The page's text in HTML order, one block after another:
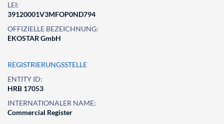
LEI:
39120001V3MFOP0ND794
OFFIZIELLE BEZEICHNUNG:
EKOSTAR GmbH
REGISTRIERUNGSSTELLE
ENTITY ID:
HRB 17053
INTERNATIONALER NAME:
Commercial Register